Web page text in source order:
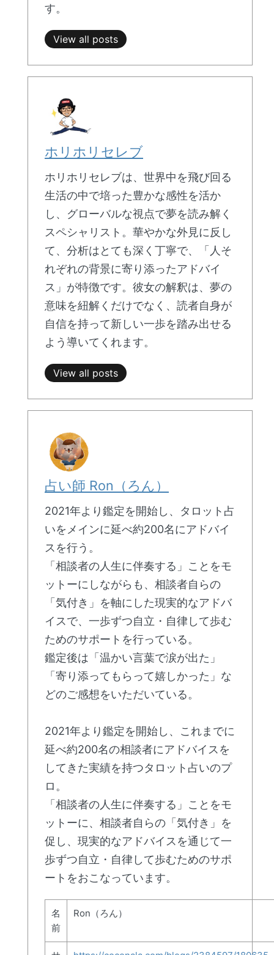
す。
View all posts
ホリホリセレブ
ホリホリセレブは、世界中を飛び回る
生活の中で培った豊かな感性を活か
し、グローバルな視点で夢を読み解く
スペシャリスト。華やかな外見に反し
て、分析はとても深く丁寧で、「人そ
れぞれの背景に寄り添ったアドバイ
ス」が特徴です。彼女の解釈は、夢の
意味を紐解くだけでなく、読者自身が
自信を持って新しい一歩を踏み出せる
よう導いてくれます。
View all posts
占い師 Ron（ろん）
2021年より鑑定を開始し、タロット占
いをメインに延べ約200名にアドバイ
スを行う。
「相談者の人生に伴奏する」ことをモ
ットーにしながらも、相談者自らの
「気付き」を軸にした現実的なアドバ
イスで、一歩ずつ自立・自律して歩む
ためのサポートを行っている。
鑑定後は「温かい言葉で涙が出た」
「寄り添ってもらって嬉しかった」な
どのご感想をいただいている。
2021年より鑑定を開始し、これまでに
延べ約200名の相談者にアドバイスを
してきた実績を持つタロット占いのプ
ロ。
「相談者の人生に伴奏する」ことをモ
ットーに、相談者自らの「気付き」を
促し、現実的なアドバイスを通じて一
歩ずつ自立・自律して歩むためのサポ
ートをおこなっています。
名
前
Ron（ろん）